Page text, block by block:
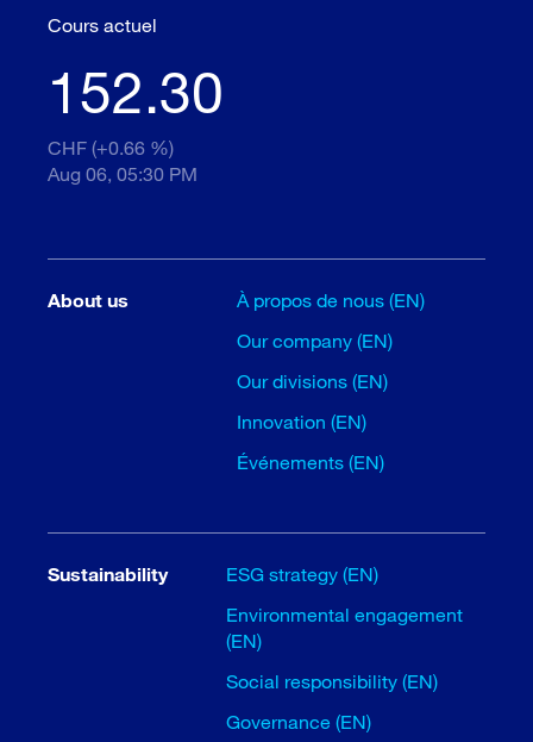
Cours actuel
152.30
CHF (+0.66 %)
Aug 06, 05:30 PM
About us
À propos de nous (EN)
Our company (EN)
Our divisions (EN)
Innovation (EN)
Événements (EN)
Sustainability
ESG strategy (EN)
Environmental engagement
(EN)
Social responsibility (EN)
Governance (EN)